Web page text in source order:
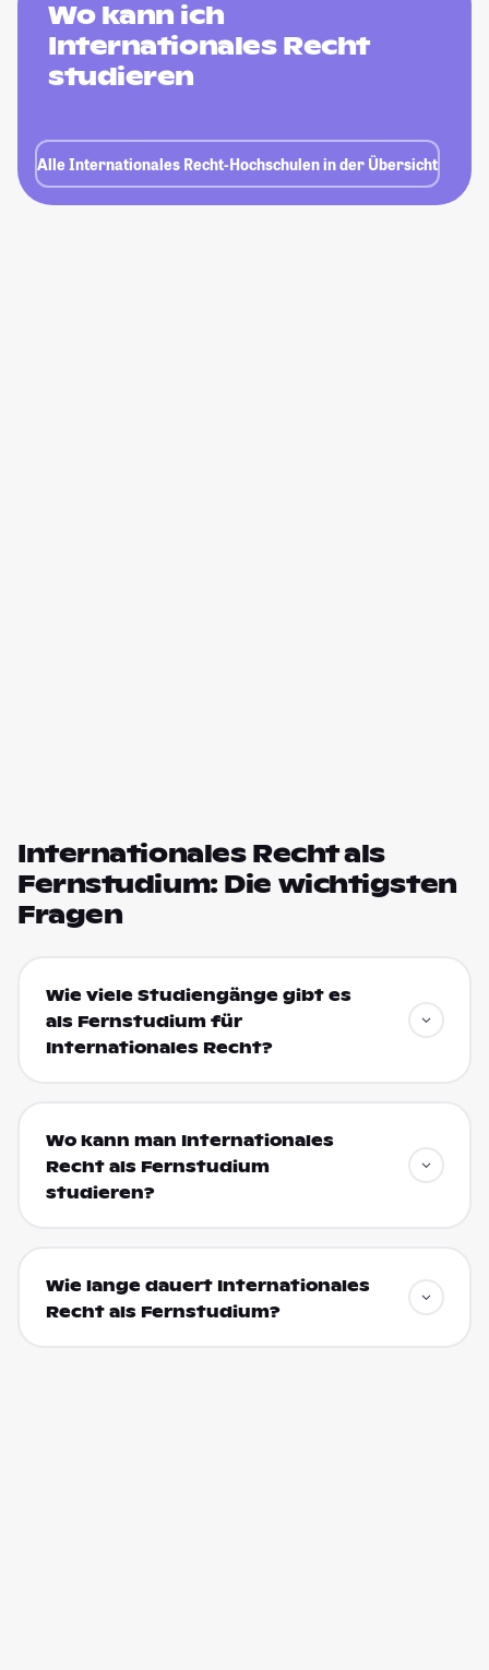
Wo kann ich
Internationales Recht
studieren
Alle Internationales Recht-Hochschulen in der Übersicht
Internationales Recht als
Fernstudium: Die wichtigsten
Fragen
Wie viele Studiengänge gibt es
als Fernstudium für
Internationales Recht?
Wo kann man Internationales
Recht als Fernstudium
studieren?
Wie lange dauert Internationales
Recht als Fernstudium?